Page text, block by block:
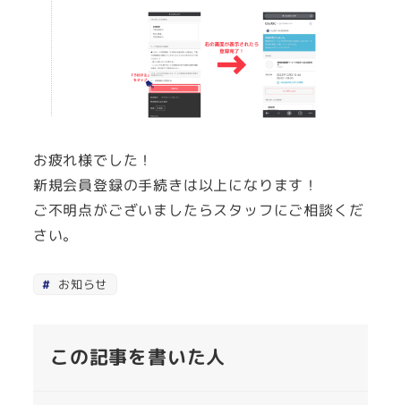
お疲れ様でした！
新規会員登録の手続きは以上になります！
ご不明点がございましたらスタッフにご相談くだ
さい。
お知らせ
この記事を書いた人